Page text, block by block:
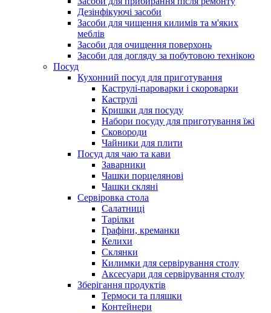
Дезінфікуючі засоби
Засоби для чищення килимів та м'яких
меблів
Засоби для очищення поверхонь
Засоби для догляду за побутовою технікою
Посуд
Кухонний посуд для приготування
Каструлі-пароварки і скороварки
Каструлі
Кришки для посуду
Набори посуду для приготування їжі
Сковороди
Чайники для плити
Посуд для чаю та кави
Заварники
Чашки порцелянові
Чашки скляні
Сервіровка стола
Салатниці
Тарілки
Графіни, креманки
Келихи
Склянки
Килимки для сервірування столу
Аксесуари для сервірування столу
Зберігання продуктів
Термоси та пляшки
Контейнери